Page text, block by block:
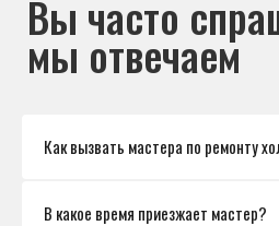
Как вызвать мастера по ремонту
В какое время приезжает мастер?
© Сервисный центр «Морозилка.com».
Ремонт холодильников на дому в Москве
и Московской области
Политика обработки персональных данных
Разработка сайта